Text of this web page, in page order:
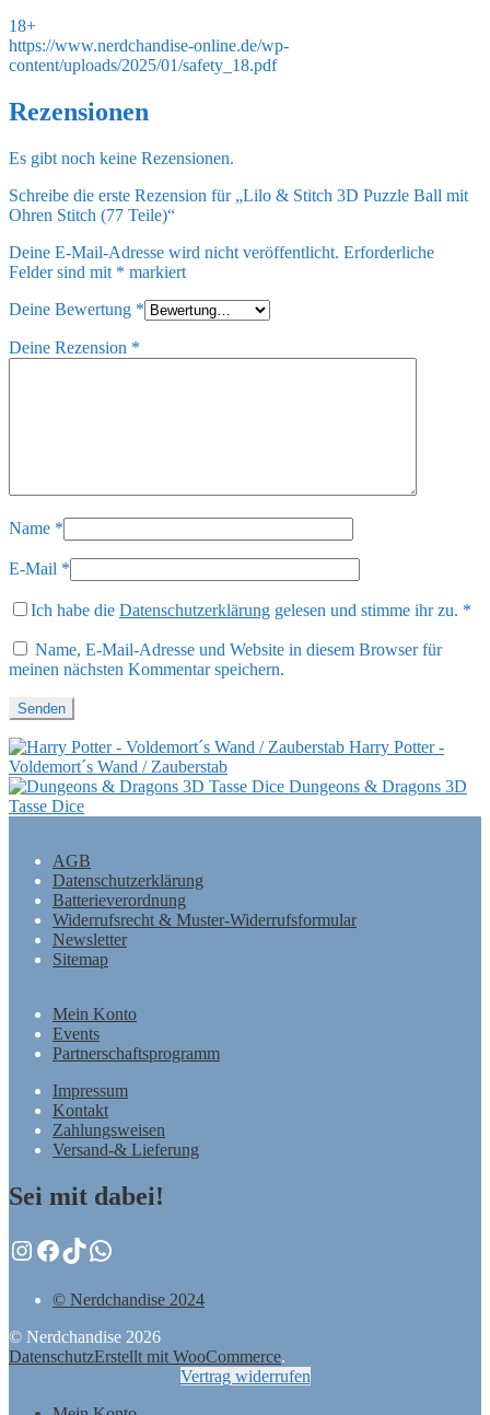
18+
https://www.nerdchandise-online.de/wp-
content/uploads/2025/01/safety_18.pdf
Rezensionen
Es gibt noch keine Rezensionen.
Schreibe die erste Rezension für „Lilo & Stitch 3D Puzzle Ball mit
Ohren Stitch (77 Teile)“
Deine E-Mail-Adresse wird nicht veröffentlicht. Erforderliche
Felder sind mit * markiert
Deine Bewertung *
Deine Rezension *
Name *
E-Mail *
Ich habe die Datenschutzerklärung gelesen und stimme ihr zu. *
Name, E-Mail-Adresse und Website in diesem Browser für
meinen nächsten Kommentar speichern.
Harry Potter -
Voldemort´s Wand / Zauberstab
Dungeons & Dragons 3D
Tasse Dice
AGB
Datenschutzerklärung
Batterieverordnung
Widerrufsrecht & Muster-Widerrufsformular
Newsletter
Sitemap
Mein Konto
Events
Partnerschaftsprogramm
Impressum
Kontakt
Zahlungsweisen
Versand-& Lieferung
Sei mit dabei!
Instagram
Facebook
TikTok
WhatsApp
© Nerdchandise 2024
© Nerdchandise 2026
DatenschutzErstellt mit WooCommerce.
Vertrag widerrufen